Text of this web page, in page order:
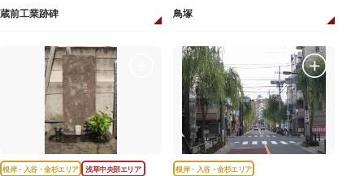
蔵前工業跡碑 鳥塚
根岸・入谷・金杉エリア 浅草中央部エリア 根岸・入谷・金杉エリア